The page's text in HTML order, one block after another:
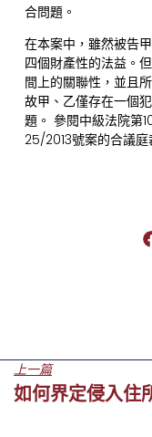
合問題。
在本案中，雖然被告
四個財產性的法益。
間上的關聯性，並且
故甲、乙僅存在一個
題。 參閱中級法院第
25/2013號案的合議庭
上一篇